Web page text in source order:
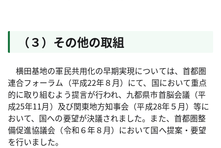
（３）その他の取組
横田基地の軍民共用化の早期実現については、首都圏
連合フォーラム（平成22年８月）にて、国において重点
的に取り組むよう提言が行われ、九都県市首脳会議（平
成25年11月）及び関東地方知事会（平成28年５月）等に
おいて、国への要望が決議されました。また、首都圏整
備促進協議会（令和６年８月）において国へ提案・要望
を行いました。